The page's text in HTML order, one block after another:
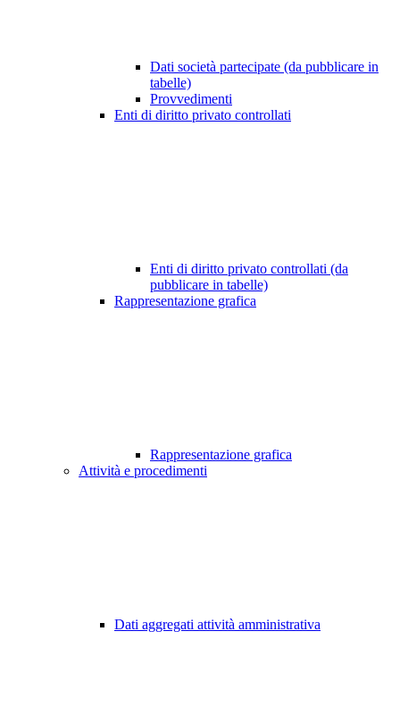
Dati società partecipate (da pubblicare in
tabelle)
Provvedimenti
Enti di diritto privato controllati
Enti di diritto privato controllati (da
pubblicare in tabelle)
Rappresentazione grafica
Rappresentazione grafica
Attività e procedimenti
Dati aggregati attività amministrativa